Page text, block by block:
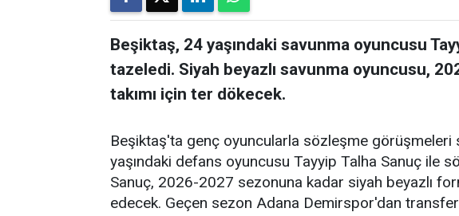
Beşiktaş, 24 yaşındaki savunma oyuncusu
tazeledi. Siyah beyazlı savunma oyuncusu,
takımı için ter dökecek.
Beşiktaş'ta genç oyuncularla sözleşme görüşmeleri
yaşındaki defans oyuncusu Tayyip Talha Sanuç ile
Sanuç, 2026-2027 sezonuna kadar siyah beyazlı
edecek. Geçen sezon Adana Demirspor'dan